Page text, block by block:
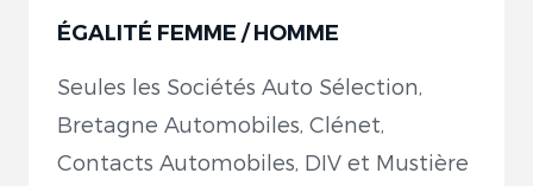
ÉGALITÉ FEMME / HOMME
Seules les Sociétés Auto Sélection,
Bretagne Automobiles, Clénet,
Contacts Automobiles, DIV et Mustière